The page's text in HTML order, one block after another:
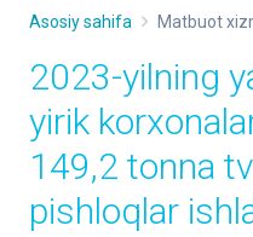
Asosiy sahifa Matbuot
2023-yilning
yirik
149,2 tonna
pishloqlar